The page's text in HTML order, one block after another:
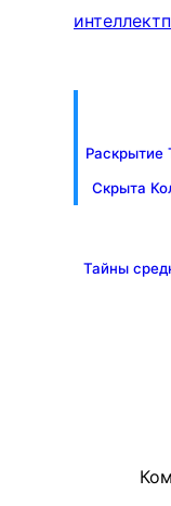
интеллект
Раскрытие
Скрыта
Тайны